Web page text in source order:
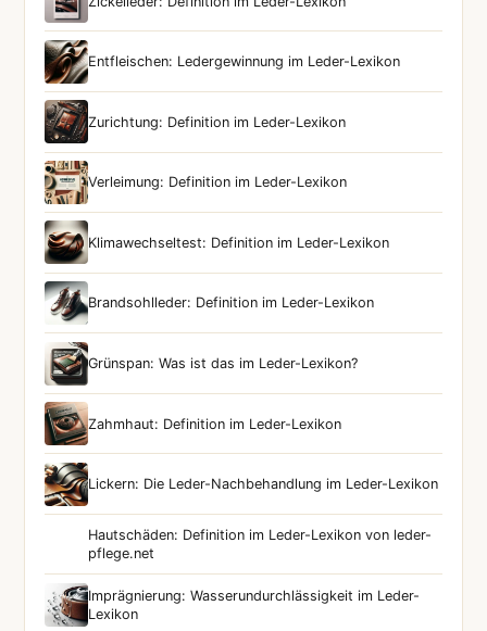
Entfleischen: Ledergewinnung im Leder-Lexikon
Zurichtung: Definition im Leder-Lexikon
Verleimung: Definition im Leder-Lexikon
Klimawechseltest: Definition im Leder-Lexikon
Brandsohlleder: Definition im Leder-Lexikon
Grünspan: Was ist das im Leder-Lexikon?
Zahmhaut: Definition im Leder-Lexikon
Lickern: Die Leder-Nachbehandlung im Leder-Lexikon
Hautschäden: Definition im Leder-Lexikon von leder-
pflege.net
Imprägnierung: Wasserundurchlässigkeit im Leder-
Lexikon